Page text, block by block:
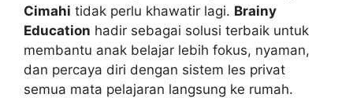
Cimahi tidak perlu khawatir lagi. Brainy
Education hadir sebagai solusi terbaik untuk
membantu anak belajar lebih fokus, nyaman,
dan percaya diri dengan sistem les privat
semua mata pelajaran langsung ke rumah.